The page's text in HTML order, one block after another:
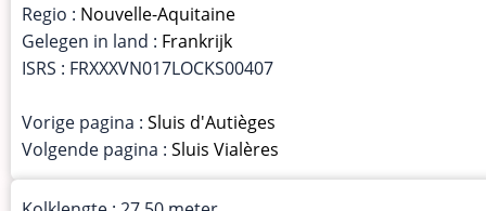
Regio : Nouvelle-Aquitaine
Gelegen in land : Frankrijk
ISRS : FRXXXVN017LOCKS00407
Vorige pagina : Sluis d'Autièges
Volgende pagina : Sluis Vialères